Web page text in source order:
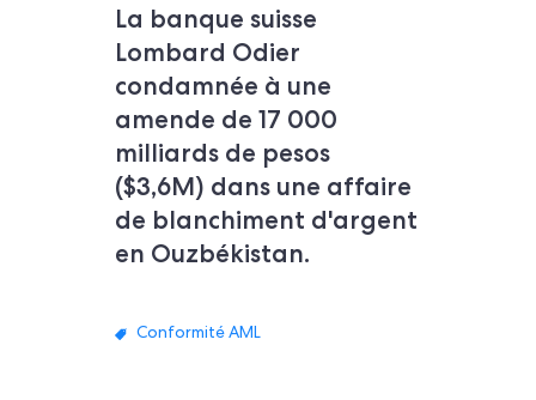
La banque suisse
Lombard Odier
condamnée à une
amende de 17 000
milliards de pesos
($3,6M) dans une affaire
de blanchiment d'argent
en Ouzbékistan.
Conformité AML